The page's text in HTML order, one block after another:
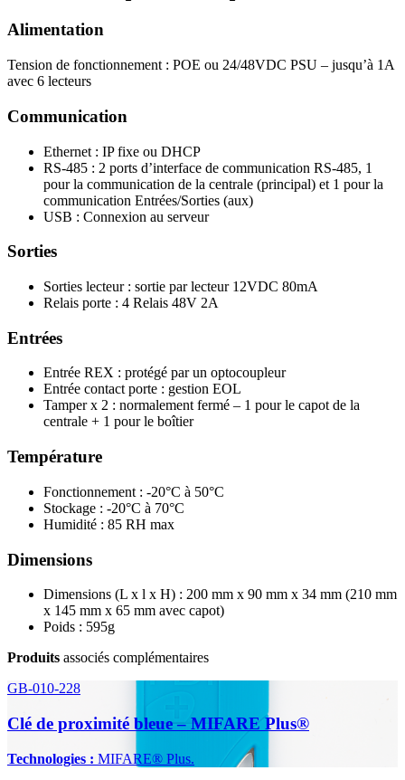
Alimentation
Tension de fonctionnement : POE ou 24/48VDC PSU – jusqu’à 1A
avec 6 lecteurs
Communication
Ethernet : IP fixe ou DHCP
RS-485 : 2 ports d’interface de communication RS-485, 1
pour la communication de la centrale (principal) et 1 pour la
communication Entrées/Sorties (aux)
USB : Connexion au serveur
Sorties
Sorties lecteur : sortie par lecteur 12VDC 80mA
Relais porte : 4 Relais 48V 2A
Entrées
Entrée REX : protégé par un optocoupleur
Entrée contact porte : gestion EOL
Tamper x 2 : normalement fermé – 1 pour le capot de la
centrale + 1 pour le boîtier
Température
Fonctionnement : -20°C à 50°C
Stockage : -20°C à 70°C
Humidité : 85 RH max
Dimensions
Dimensions (L x l x H) : 200 mm x 90 mm x 34 mm (210 mm
x 145 mm x 65 mm avec capot)
Poids : 595g
Produits associés complémentaires
GB-010-228
Clé de proximité bleue – MIFARE Plus®
Technologies : MIFARE® Plus.